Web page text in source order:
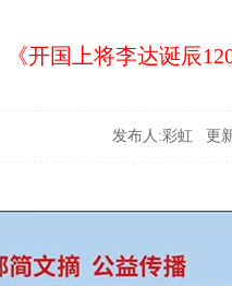
《开国上将李达诞辰
发布人:彩虹 更